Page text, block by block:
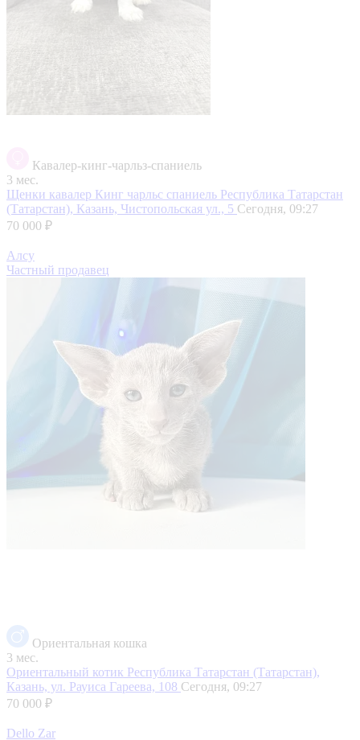
Кавалер-кинг-чарльз-спаниель
3 мес.
Щенки кавалер Кинг чарльс спаниель Республика Татарстан
(Татарстан), Казань, Чистопольская ул., 5 Сегодня, 09:27
70 000 ₽
Алсу
Частный продавец
Ориентальная кошка
3 мес.
Ориентальный котик Республика Татарстан (Татарстан),
Казань, ул. Рауиса Гареева, 108 Сегодня, 09:27
70 000 ₽
Dello Zar